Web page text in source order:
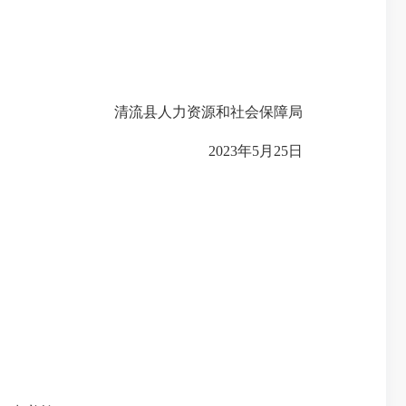
清流县人力资源和社会保障局
2023年5月25日